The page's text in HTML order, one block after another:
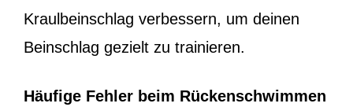
Kraulbeinschlag verbessern, um deinen
Beinschlag gezielt zu trainieren.
Häufige Fehler beim Rückenschwimmen